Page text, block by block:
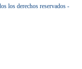
los derechos reservados -